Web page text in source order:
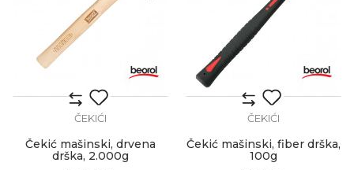
ČEKIĆI
Čekić mašinski, drvena
drška, 2.000g
ČEKIĆI
Čekić mašinski, fiber drška,
100g